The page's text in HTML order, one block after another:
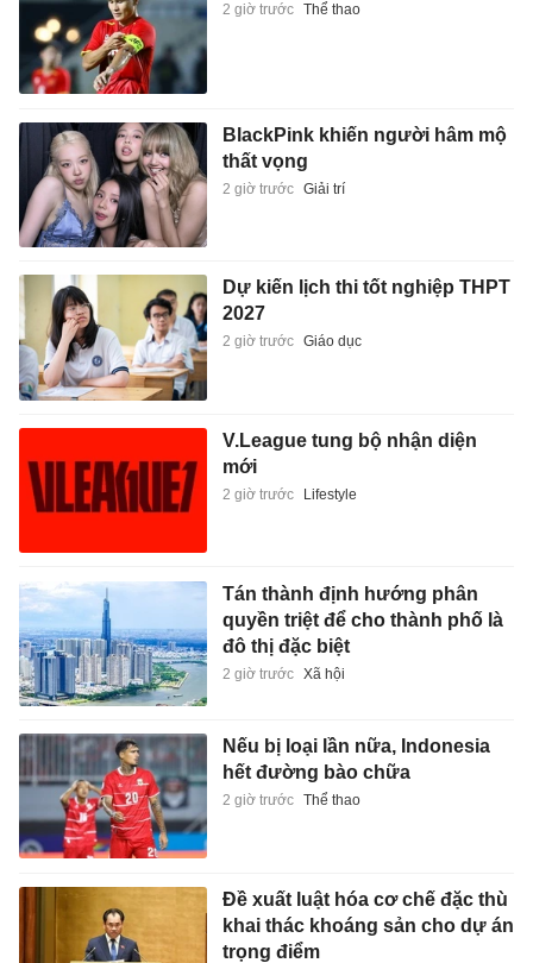
2 giờ trước Thể thao
BlackPink khiến người hâm mộ
thất vọng
2 giờ trước Giải trí
Dự kiến lịch thi tốt nghiệp THPT
2027
2 giờ trước Giáo dục
V.League tung bộ nhận diện
mới
2 giờ trước Lifestyle
Tán thành định hướng phân
quyền triệt để cho thành phố là
đô thị đặc biệt
2 giờ trước Xã hội
Nếu bị loại lần nữa, Indonesia
hết đường bào chữa
2 giờ trước Thể thao
Đề xuất luật hóa cơ chế đặc thù
khai thác khoáng sản cho dự án
trọng điểm